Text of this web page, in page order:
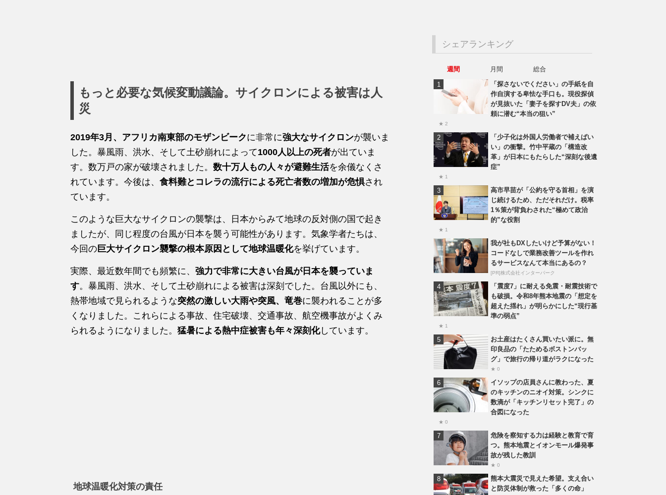
もっと必要な気候変動議論。サイクロンによる被害は人
災
2019年3月、アフリカ南東部のモザンビークに非常に強大なサイクロンが襲いま
した。暴風雨、洪水、そして土砂崩れによって1000人以上の死者が出ていま
す。数万戸の家が破壊されました。 数十万人もの人々が避難生活を余儀なくさ
れています。今後は、 食料難とコレラの流行による死亡者数の増加が危惧され
ています。
このような巨大なサイクロンの襲撃は、日本からみて地球の反対側の国で起き
ましたが、同じ程度の台風が日本を襲う可能性があります。気象学者たちは、
今回の巨大サイクロン襲撃の根本原因として地球温暖化を挙げています。
実際、最近数年間でも頻繁に、 強力で非常に大きい台風が日本を襲っていま
す。暴風雨、洪水、そして土砂崩れによる被害は深刻でした。台風以外にも、
熱帯地域で見られるような突然の激しい大雨や突風、竜巻に襲われることが多
くなりました。これらによる事故、住宅破壊、交通事故、航空機事故がよくみ
られるようになりました。 猛暑による熱中症被害も年々深刻化しています。
地球温暖化対策の責任
シェアランキング
週間 月間
総合
「探さないでください」の手紙を自
作自演する卑怯な手口も。現役探偵
が見抜いた「妻子を探すDV夫」の依
頼に潜む“本当の狙い”
★ 2
「少子化は外国人労働者で補えばい
い」の衝撃。竹中平蔵の「構造改
革」が日本にもたらした“深刻な後遺
症”
★ 1
高市早苗が「公約を守る首相」を演
じ続けるため、ただそれだけ。税率
1％策が背負わされた“極めて政治
的”な役割
★ 1
我が社もDXしたいけど予算がない！
コードなしで業務改善ツールを作れ
るサービスなんて本当にあるの？
[PR]株式会社インターパーク
「震度7」に耐える免震・耐震技術で
も破損。令和8年熊本地震の「想定を
超えた揺れ」が明らかにした“現行基
準の弱点”
★ 1
お土産はたくさん買いたい派に。無
印良品の「たためるボストンバッ
グ」で旅行の帰り道がラクになった
★ 0
イソップの店員さんに教わった、夏
のキッチンのニオイ対策。シンクに
数滴が「キッチンリセット完了」の
合図になった
★ 0
危険を察知する力は経験と教育で育
つ。熊本地震とイオンモール爆発事
故が残した教訓
★ 0
熊本大震災で見えた希望。支え合い
と防災体制が救った「多くの命」